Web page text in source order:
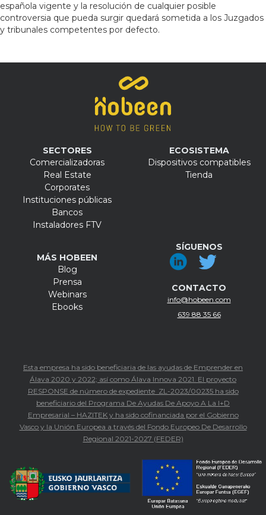
española vigente y la resolución de cualquier posible
controversia que pueda surgir quedará sometida a los Juzgados
y tribunales competentes por defecto.
MÁS HOBEEN
Blog
Prensa
Webinars
Ebooks
SÍGUENOS
CONTACTO
info@hobeen.com
639 88 35 66
SECTORES
Comercializadoras
Real Estate
Corporates
Instituciones públicas
Bancos
Instaladores FTV
ECOSISTEMA
Dispositivos compatibles
Tienda
Esta empresa ha sido beneficiaria de las ayudas de Emprender en
Álava 2020 y 2022; así como Álava Innova 2021. El proyecto
RESPONSE de número de expediente ZL-2023/00235 ha sido
beneficiario del Programa De Ayudas De Apoyo A La I+D
Empresarial – HAZITEK y ha sido cofinanciada por el Gobierno
Vasco y la Unión Europea a través del Fondo Europeo De Desarrollo
Regional 2021-2027 (FEDER)